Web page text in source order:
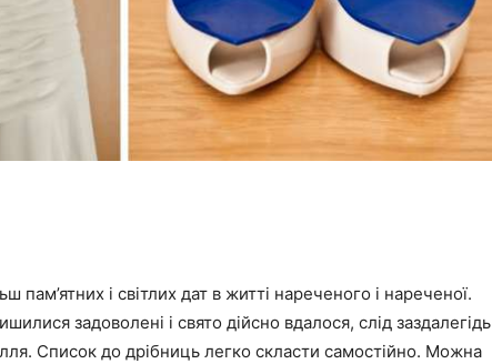
пам’ятних і світлих дат в житті нареченого і нареченої.
задоволені і свято дійсно вдалося, слід заздалегідь
Список до дрібниць легко скласти самостійно. Можна